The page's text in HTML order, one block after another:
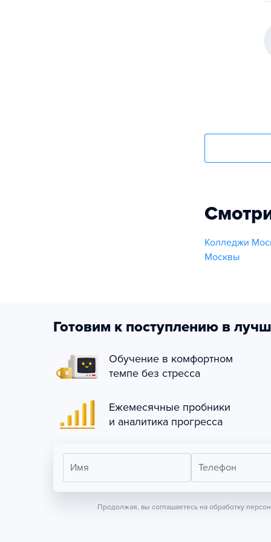
Колледжи
Москвы
Готовим к поступлению в
Обучение в комфортном
темпе без стресса
Ежемесячные пробники
и аналитика прогресса
Имя Телефон
Продолжая, вы соглашаетесь на обработку